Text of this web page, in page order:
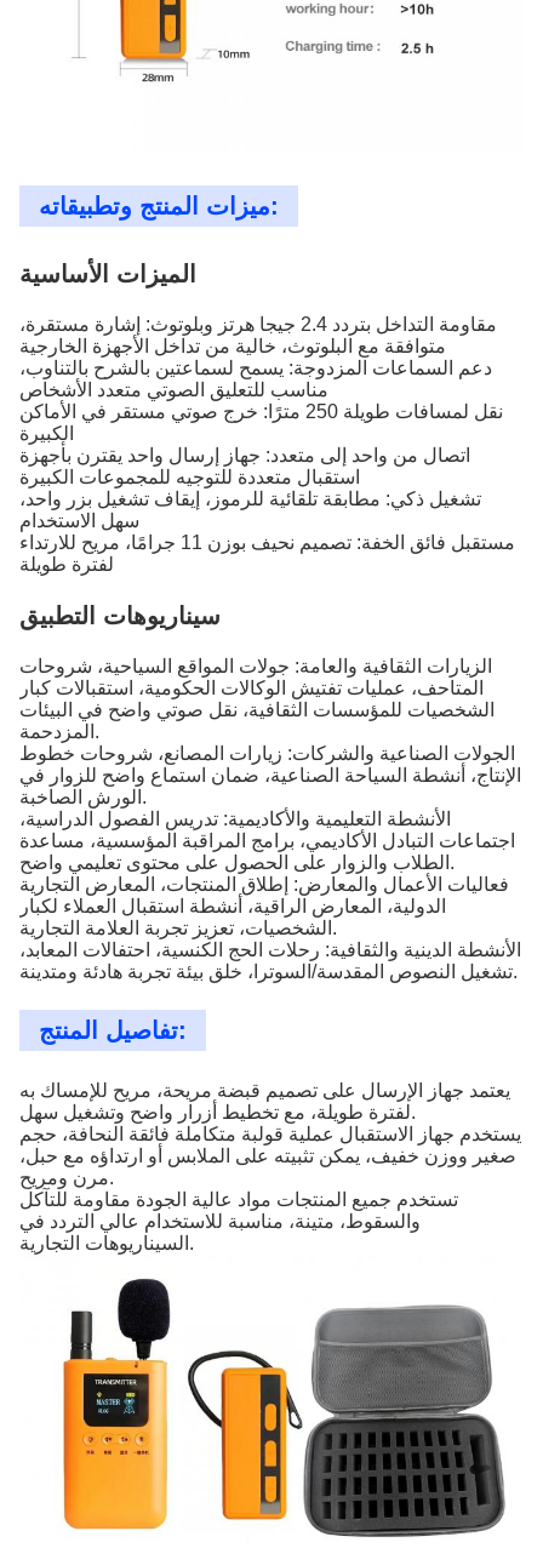
ميزات المنتج وتطبيقاته:
الميزات الأساسية
مقاومة التداخل بتردد 2.4 جيجا هرتز وبلوتوث: إشارة مستقرة،
متوافقة مع البلوتوث، خالية من تداخل الأجهزة الخارجية
دعم السماعات المزدوجة: يسمح لسماعتين بالشرح بالتناوب،
مناسب للتعليق الصوتي متعدد الأشخاص
نقل لمسافات طويلة 250 مترًا: خرج صوتي مستقر في الأماكن
الكبيرة
اتصال من واحد إلى متعدد: جهاز إرسال واحد يقترن بأجهزة
استقبال متعددة للتوجيه للمجموعات الكبيرة
تشغيل ذكي: مطابقة تلقائية للرموز، إيقاف تشغيل بزر واحد،
سهل الاستخدام
مستقبل فائق الخفة: تصميم نحيف بوزن 11 جرامًا، مريح للارتداء
لفترة طويلة
سيناريوهات التطبيق
الزيارات الثقافية والعامة: جولات المواقع السياحية، شروحات
المتاحف، عمليات تفتيش الوكالات الحكومية، استقبالات كبار
الشخصيات للمؤسسات الثقافية، نقل صوتي واضح في البيئات
المزدحمة.
الجولات الصناعية والشركات: زيارات المصانع، شروحات خطوط
الإنتاج، أنشطة السياحة الصناعية، ضمان استماع واضح للزوار في
الورش الصاخبة.
الأنشطة التعليمية والأكاديمية: تدريس الفصول الدراسية،
اجتماعات التبادل الأكاديمي، برامج المراقبة المؤسسية، مساعدة
الطلاب والزوار على الحصول على محتوى تعليمي واضح.
فعاليات الأعمال والمعارض: إطلاق المنتجات، المعارض التجارية
الدولية، المعارض الراقية، أنشطة استقبال العملاء لكبار
الشخصيات، تعزيز تجربة العلامة التجارية.
الأنشطة الدينية والثقافية: رحلات الحج الكنسية، احتفالات المعابد،
تشغيل النصوص المقدسة/السوترا، خلق بيئة تجربة هادئة ومتدينة.
تفاصيل المنتج:
يعتمد جهاز الإرسال على تصميم قبضة مريحة، مريح للإمساك به
لفترة طويلة، مع تخطيط أزرار واضح وتشغيل سهل.
يستخدم جهاز الاستقبال عملية قولبة متكاملة فائقة النحافة، حجم
صغير ووزن خفيف، يمكن تثبيته على الملابس أو ارتداؤه مع حبل،
مرن ومريح.
تستخدم جميع المنتجات مواد عالية الجودة مقاومة للتآكل
والسقوط، متينة، مناسبة للاستخدام عالي التردد في
السيناريوهات التجارية.